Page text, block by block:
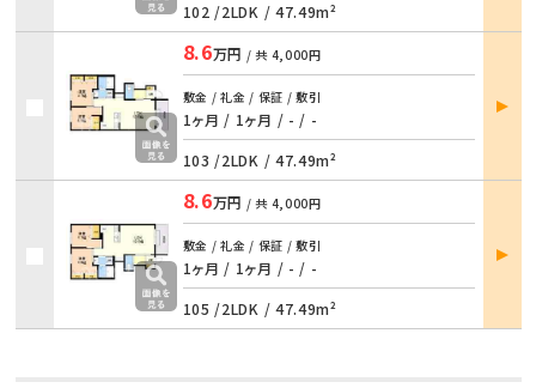
102 /2LDK / 47.49m²
8.6万円 / 共 4,000円
敷金 / 礼金 / 保証 / 敷引
1ヶ月 / 1ヶ月 / - / -
103 /2LDK / 47.49m²
部屋
詳細
8.6万円 / 共 4,000円
敷金 / 礼金 / 保証 / 敷引
1ヶ月 / 1ヶ月 / - / -
105 /2LDK / 47.49m²
部屋
詳細